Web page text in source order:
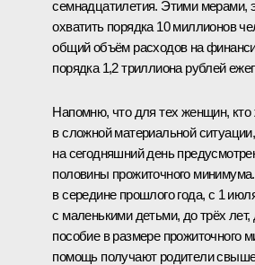
семнадцатилетия. Этими мерами,
охватить порядка 10 миллионов
общий объём расходов на
порядка 1,2 триллиона рублей
Напомню, что для тех женщин, кто
в сложной материальной
на сегодняшний день
половины прожиточного
в середине прошлого года, с 1
с маленькими детьми, до трёх
пособие в размере прожиточного
помощь получают родители